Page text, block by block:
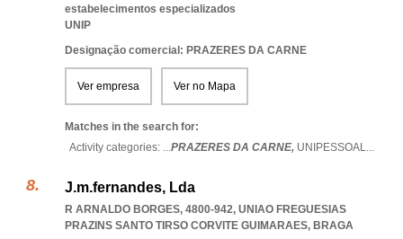
estabelecimentos especializados
UNIP
Designação comercial: PRAZERES DA CARNE
Ver empresa Ver no Mapa
Matches in the search for:
Activity categories: ...PRAZERES DA CARNE, UNIPESSOAL...
J.m.fernandes, Lda
R ARNALDO BORGES, 4800-942, UNIAO FREGUESIAS
PRAZINS SANTO TIRSO CORVITE GUIMARAES, BRAGA